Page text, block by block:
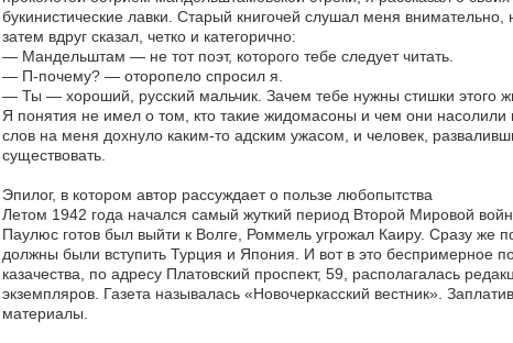
букинистические лавки. Старый книгочей слушал меня
затем вдруг сказал, четко и категорично:
— Мандельштам — не тот поэт, которого тебе следует читать.
— П-почему? — оторопело спросил я.
— Ты — хороший, русский мальчик. Зачем тебе нужны стишки этого
Я понятия не имел о том, кто такие жидомасоны и чем они насолили
слов на меня дохнуло каким-то адским ужасом, и человек,
существовать.
Эпилог, в котором автор рассуждает о пользе любопытства
Летом 1942 года начался самый жуткий период Второй Мировой
Паулюс готов был выйти к Волге, Роммель угрожал Каиру. Сразу же
должны были вступить Турция и Япония. И вот в это беспримерное
казачества, по адресу Платовский проспект, 59, располагалась
экземпляров. Газета называлась «Новочеркасский вестник».
материалы.